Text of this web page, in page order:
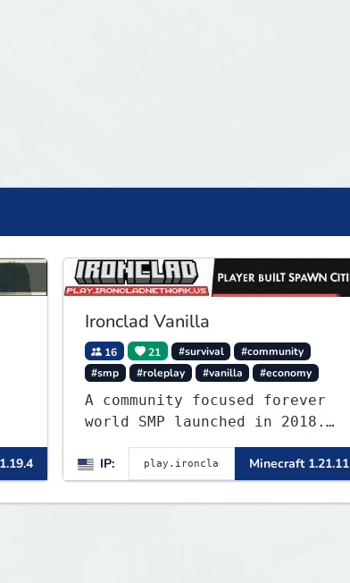
Ironclad Vanilla
16 21 #survival
#community
#smp
#roleplay #vanilla #economy
A community focused forever
world SMP launched in 2018.
Large community-built
functioning spawn cities
with no spawned in items or
cheats.
IP: Minecraft 1.21.11